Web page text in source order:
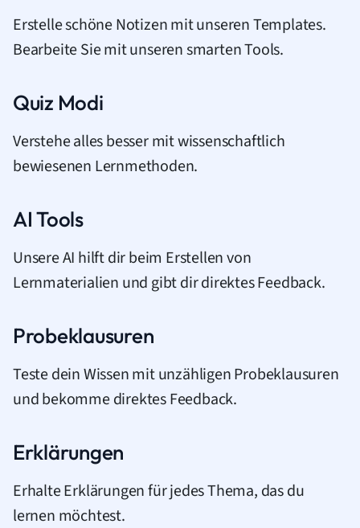
Erstelle schöne Notizen mit unseren Templates.
Bearbeite Sie mit unseren smarten Tools.
Quiz Modi
Verstehe alles besser mit wissenschaftlich
bewiesenen Lernmethoden.
AI Tools
Unsere AI hilft dir beim Erstellen von
Lernmaterialien und gibt dir direktes Feedback.
Probeklausuren
Teste dein Wissen mit unzähligen Probeklausuren
und bekomme direktes Feedback.
Erklärungen
Erhalte Erklärungen für jedes Thema, das du
lernen möchtest.